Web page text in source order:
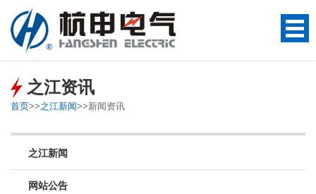
之江资讯
首页>>之江新闻>>新闻资讯
之江新闻
网站公告